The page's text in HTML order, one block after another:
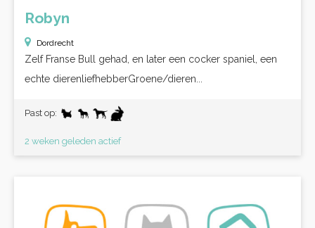
Robyn
Dordrecht
Zelf Franse Bull gehad, en later een cocker spaniel, een
echte dierenliefhebberGroene/dieren...
Past op:
2 weken geleden actief